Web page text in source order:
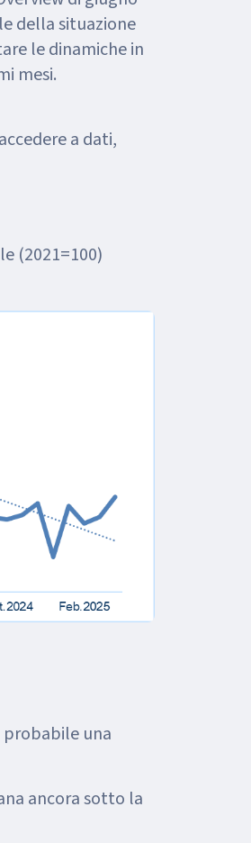
della situazione
le dinamiche in
mesi.
a dati,
(2021=100)
probabile una
ancora sotto la